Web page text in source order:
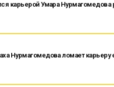
карьерой Умара
Нурмагомедова ломает карьеру